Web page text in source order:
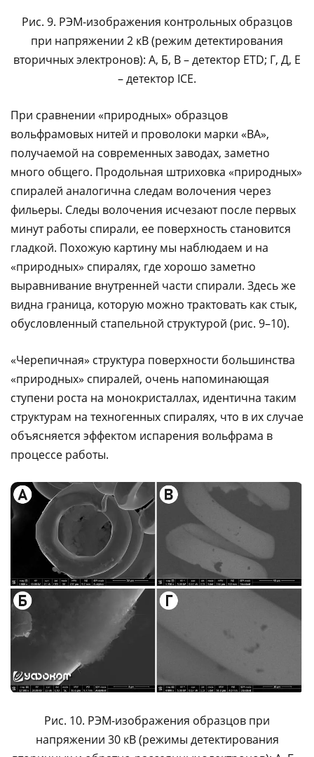
Рис. 9. РЭМ-изображения контрольных образцов
при напряжении 2 кВ (режим детектирования
вторичных электронов): A, Б, В – детектор ETD; Г, Д, Е
– детектор ICE.
При сравнении «природных» образцов
вольфрамовых нитей и проволоки марки «ВА»,
получаемой на современных заводах, заметно
много общего. Продольная штриховка «природных»
спиралей аналогична следам волочения через
фильеры. Следы волочения исчезают после первых
минут работы спирали, ее поверхность становится
гладкой. Похожую картину мы наблюдаем и на
«природных» спиралях, где хорошо заметно
выравнивание внутренней части спирали. Здесь же
видна граница, которую можно трактовать как стык,
обусловленный стапельной структурой (рис. 9–10).
«Черепичная» структура поверхности большинства
«природных» спиралей, очень напоминающая
ступени роста на монокристаллах, идентична таким
структурам на техногенных спиралях, что в их случае
объясняется эффектом испарения вольфрама в
процессе работы.
Рис. 10. РЭМ-изображения образцов при
напряжении 30 кВ (режимы детектирования